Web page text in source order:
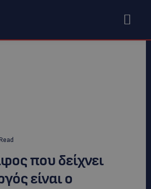
Read
που δείχνει
είναι ο